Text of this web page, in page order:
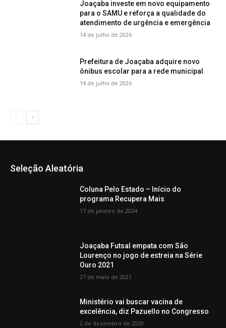
Joaçaba investe em novo equipamento
para o SAMU e reforça a qualidade do
atendimento de urgência e emergência
14 de julho de 2026
Prefeitura de Joaçaba adquire novo
ônibus escolar para a rede municipal
14 de julho de 2026
Seleção Aleatória
Coluna Pelo Estado – Início do
programa Recupera Mais
17 de janeiro de 2024
Joaçaba Futsal empata com São
Lourenço no jogo de estreia na Série
Ouro 2021
27 de maio de 2021
Ministério vai buscar vacina de
excelência, diz Pazuello no Congresso
2 de dezembro de 2020